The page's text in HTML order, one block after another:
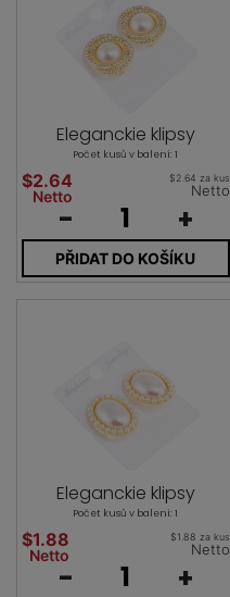
Eleganckie klipsy
Počet kusů v balení: 1
$2.64
Netto
$2.64 za kus
Netto
- +
PŘIDAT DO KOŠÍKU
Eleganckie klipsy
Počet kusů v balení: 1
$1.88
Netto
$1.88 za kus
Netto
- +